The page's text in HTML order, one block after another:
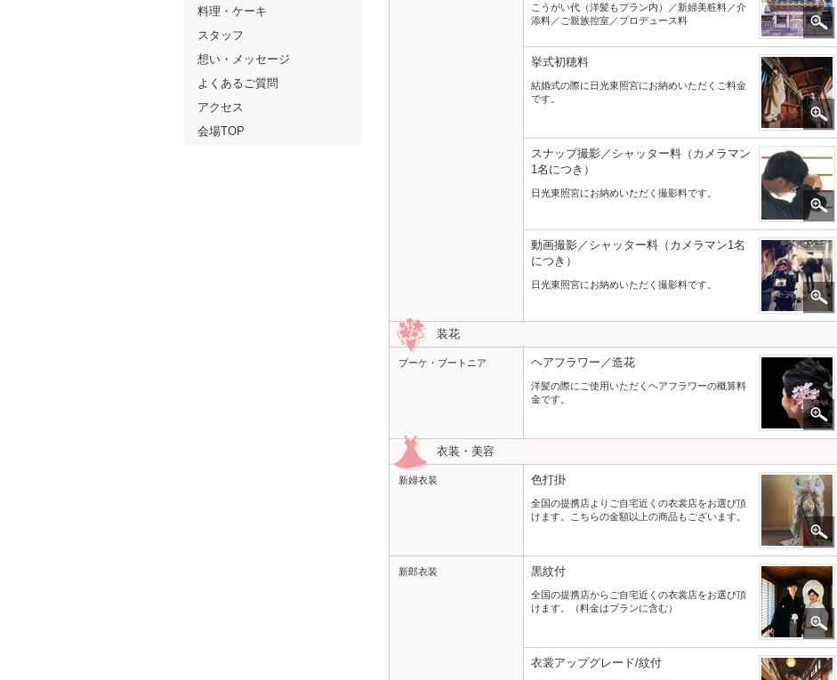
こうがい代（洋髪もプラン内）／新婦美粧料／介
添料／ご親族控室／プロデュース料
挙式初穂料
結婚式の際に日光東照宮にお納めいただくご料金
です。
スナップ撮影／シャッター料（カメラマン
1名につき）
日光東照宮にお納めいただく撮影料です。
動画撮影／シャッター料（カメラマン1名
につき）
日光東照宮にお納めいただく撮影料です。
装花
ブーケ・ブートニア ヘアフラワー／造花
洋髪の際にご使用いただくヘアフラワーの概算料
金です。
衣装・美容
新婦衣装 色打掛
全国の提携店よりご自宅近くの衣裳店をお選び頂
けます。こちらの金額以上の商品もございます。
新郎衣装 黒紋付
全国の提携店からご自宅近くの衣裳店をお選び頂
けます。（料金はプランに含む）
衣裳アップグレード/紋付
料理・ケーキ
スタッフ
想い・メッセージ
よくあるご質問
アクセス
会場TOP